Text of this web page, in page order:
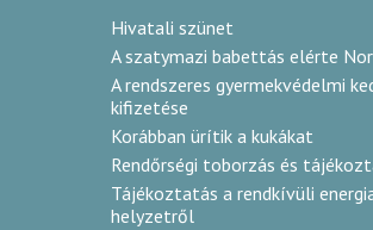
Hivatali szünet
A szatymazi babettás elérte
A rendszeres gyermekvédelmi
kifizetése
Korábban ürítik a kukákat
Rendőrségi toborzás és
Tájékoztatás a rendkívüli
helyzetről